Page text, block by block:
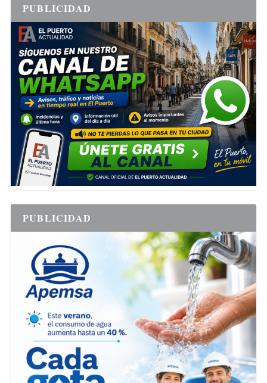
PUBLICIDAD
PUBLICIDAD